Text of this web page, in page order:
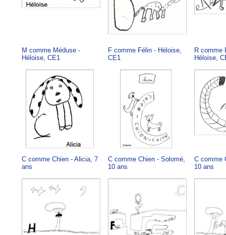
M comme Méduse -
Héloise, CE1
F comme Félin - Héloise,
CE1
R comme
Héloise,
C comme Chien - Alicia, 7
ans
C comme Chien - Solomé,
10 ans
C comme
10 ans